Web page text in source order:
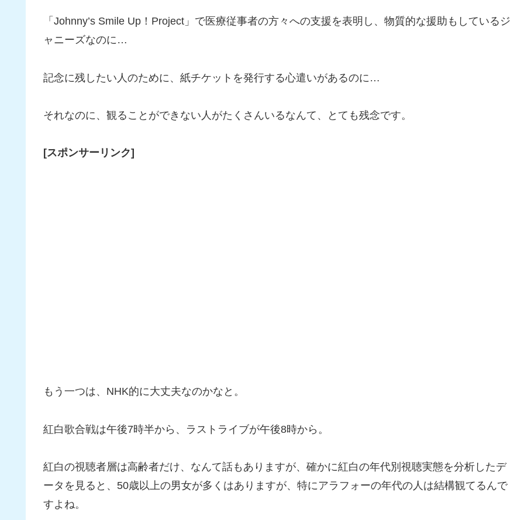
「Johnny’s Smile Up！Project」で医療従事者の方々への支援を表明し、物質的な援助もしているジ
ャニーズなのに…
記念に残したい人のために、紙チケットを発行する心遣いがあるのに…
それなのに、観ることができない人がたくさんいるなんて、とても残念です。
[スポンサーリンク]
もう一つは、NHK的に大丈夫なのかなと。
紅白歌合戦は午後7時半から、ラストライブが午後8時から。
紅白の視聴者層は高齢者だけ、なんて話もありますが、確かに紅白の年代別視聴実態を分析したデ
ータを見ると、50歳以上の男女が多くはありますが、特にアラフォーの年代の人は結構観てるんで
すよね。